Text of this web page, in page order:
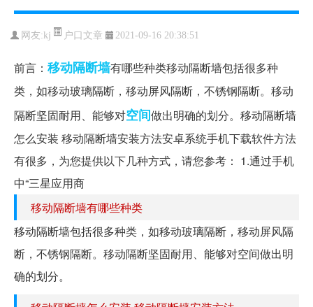
网友: kj 户口文章 2021-09-16 20:38:51
前言： 移动隔断墙有哪些种类移动隔断墙包括很多种
类，如移动玻璃隔断，移动屏风隔断，不锈钢隔断。移动
隔断坚固耐用、能够对空间做出明确的划分。移动隔断墙
怎么安装 移动隔断墙安装方法安卓系统手机下载软件方法
有很多，为您提供以下几种方式，请您参考： 1.通过手机
中“三星应用商
移动隔断墙有哪些种类
移动隔断墙包括很多种类，如移动玻璃隔断，移动屏风隔
断，不锈钢隔断。移动隔断坚固耐用、能够对空间做出明
确的划分。